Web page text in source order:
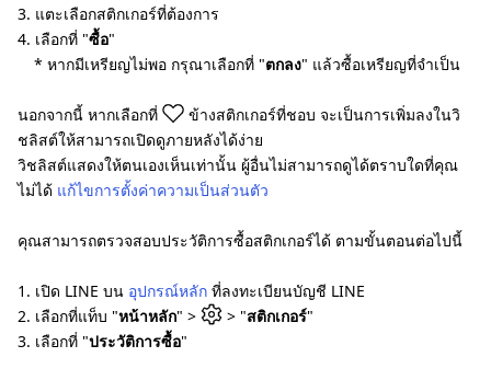
3. แตะเลือกสติกเกอร์ที่ต้องการ
4. เลือกที่ "ซื้อ"
* หากมีเหรียญไม่พอ กรุณาเลือกที่ "ตกลง" แล้วซื้อเหรียญที่จำเป็น
นอกจากนี้ หากเลือกที่
ข้างสติกเกอร์ที่ชอบ จะเป็นการเพิ่มลงในวิ
ชลิสต์ให้สามารถเปิดดูภายหลังได้ง่าย
วิชลิสต์แสดงให้ตนเองเห็นเท่านั้น ผู้อื่นไม่สามารถดูได้ตราบใดที่คุณ
ไม่ได้ แก้ไขการตั้งค่าความเป็นส่วนตัว
คุณสามารถตรวจสอบประวัติการซื้อสติกเกอร์ได้ ตามขั้นตอนต่อไปนี้
1. เปิด LINE บน อุปกรณ์หลัก ที่ลงทะเบียนบัญชี LINE
2. เลือกที่แท็บ "หน้าหลัก" > > "สติกเกอร์"
3. เลือกที่ "ประวัติการซื้อ"